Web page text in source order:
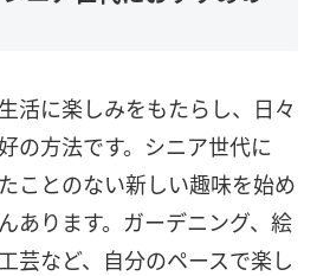
活に楽しみをもたらし、日々
の方法です。シニア世代に
ことのない新しい趣味を始め
あります。ガーデニング、絵
芸など、自分のペースで楽し